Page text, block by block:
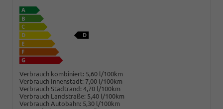
Verbrauch kombiniert: 5,60 l/100km
Verbrauch Innenstadt: 7,00 l/100km
Verbrauch Stadtrand: 4,70 l/100km
Verbrauch Landstraße: 5,40 l/100km
Verbrauch Autobahn: 5,30 l/100km